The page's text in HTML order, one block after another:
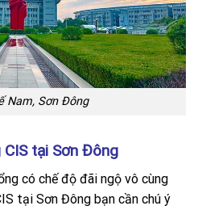
Nam, Sơn Đông
tại Sơn Đông
có chế độ đãi ngộ vô cùng
tại Sơn Đông bạn cần chú ý